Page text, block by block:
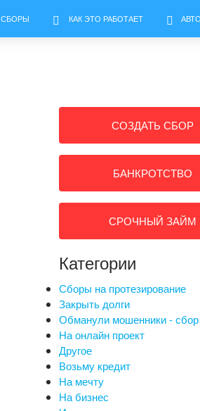
СБОРЫ КАК ЭТО РАБОТАЕТ
СОЗДАТЬ СБОР
БАНКРОТСТВО
СРОЧНЫЙ ЗАЙМ
Категории
Сборы на протезирование
Закрыть долги
Обманули мошенники - сбор
На онлайн проект
Другое
Возьму кредит
На мечту
На бизнес